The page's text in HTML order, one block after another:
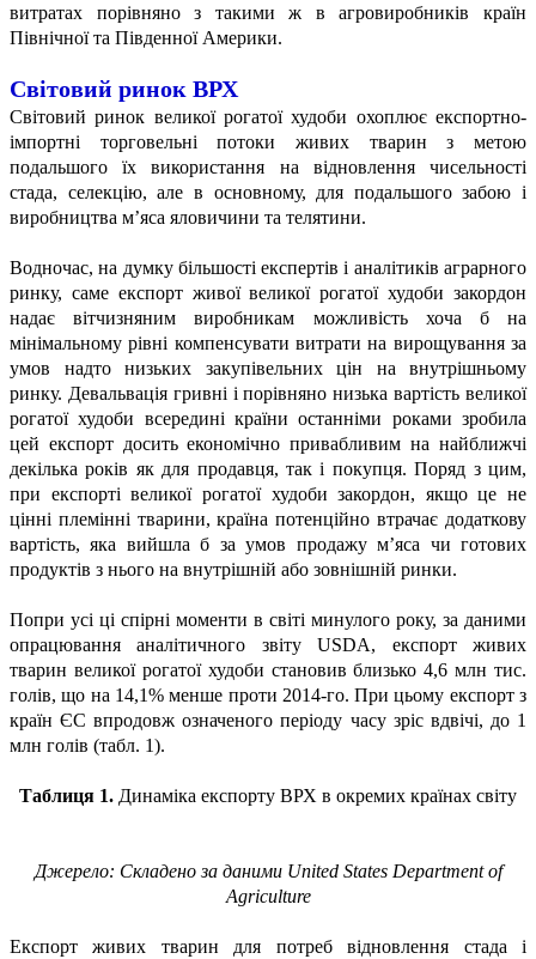
витратах порівняно з такими ж в агровиробників країн
Північної та Південної Америки.
Світовий ринок ВРХ
Світовий ринок великої рогатої худоби охоплює експортно-
імпортні торговельні потоки живих тварин з метою
подальшого їх використання на відновлення чисельності
стада, селекцію, але в основному, для подальшого забою і
виробництва м’яса яловичини та телятини.
Водночас, на думку більшості експертів і аналітиків аграрного
ринку, саме експорт живої великої рогатої худоби закордон
надає вітчизняним виробникам можливість хоча б на
мінімальному рівні компенсувати витрати на вирощування за
умов надто низьких закупівельних цін на внутрішньому
ринку. Девальвація гривні і порівняно низька вартість великої
рогатої худоби всередині країни останніми роками зробила
цей експорт досить економічно привабливим на найближчі
декілька років як для продавця, так і покупця. Поряд з цим,
при експорті великої рогатої худоби закордон, якщо це не
цінні племінні тварини, країна потенційно втрачає додаткову
вартість, яка вийшла б за умов продажу м’яса чи готових
продуктів з нього на внутрішній або зовнішній ринки.
Попри усі ці спірні моменти в світі минулого року, за даними
опрацювання аналітичного звіту USDA, експорт живих
тварин великої рогатої худоби становив близько 4,6 млн тис.
голів, що на 14,1% менше проти 2014-го. При цьому експорт з
країн ЄС впродовж означеного періоду часу зріс вдвічі, до 1
млн голів (табл. 1).
Таблиця 1. Динаміка експорту ВРХ в окремих країнах світу
Джерело: Складено за даними United States Department of
Agriculture
Експорт живих тварин для потреб відновлення стада і